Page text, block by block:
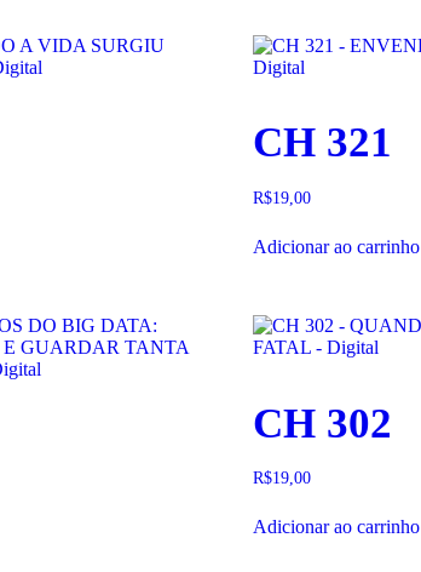
CH 321
R$19,00
Adicionar ao carrinho
CH 302
R$19,00
Adicionar ao carrinho